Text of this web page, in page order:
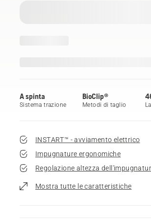
A spinta
Sistema trazione
BioClip®
Metodi di taglio
INSTART™ - avviamento elettrico
Impugnature ergonomiche
Regolazione altezza
Mostra tutte le caratteristiche